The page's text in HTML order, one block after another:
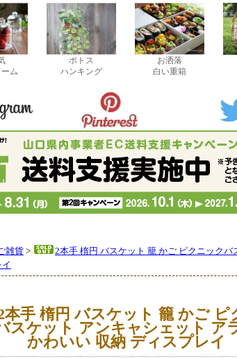
ム
ポトス
ハンキング
お洒落
白い重箱
雑貨 >
2本手 楕円 バスケット 籠 かご ピクニック
本手 楕円 バスケット 籠 かご ピ
スケット アンキャシェット ア
かわいい 収納 ディスプレイ